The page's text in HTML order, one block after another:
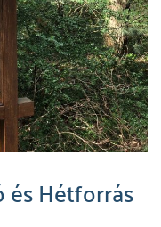
és Hétforrás